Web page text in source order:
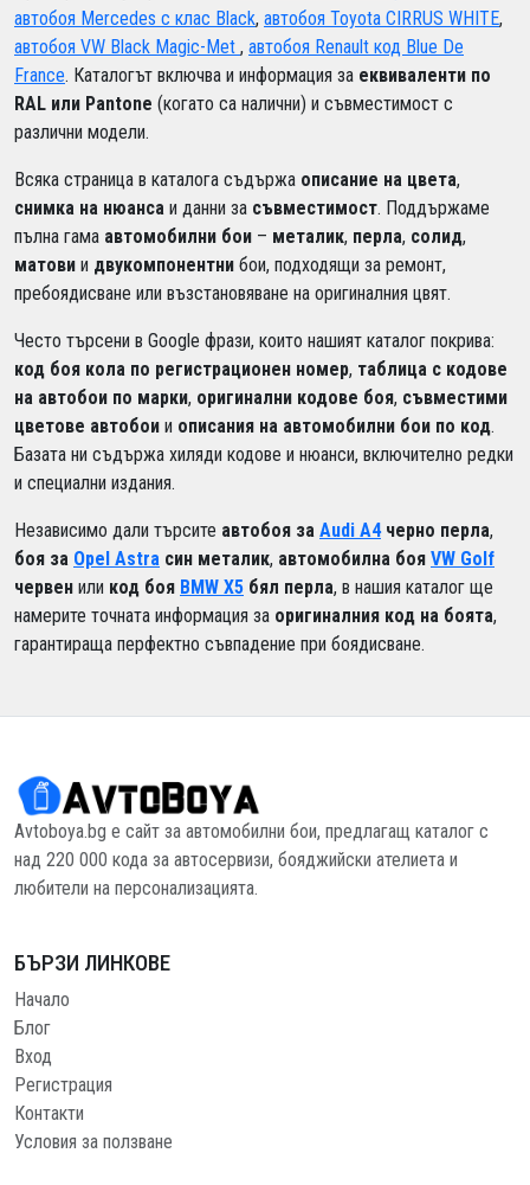
автобоя Mercedes c клас Black, автобоя Toyota CIRRUS WHITE,
автобоя VW Black Magic-Met , автобоя Renault код Blue De
France. Каталогът включва и информация за еквиваленти по
RAL или Pantone (когато са налични) и съвместимост с
различни модели.
Всяка страница в каталога съдържа описание на цвета,
снимка на нюанса и данни за съвместимост. Поддържаме
пълна гама автомобилни бои – металик, перла, солид,
матови и двукомпонентни бои, подходящи за ремонт,
пребоядисване или възстановяване на оригиналния цвят.
Често търсени в Google фрази, които нашият каталог покрива:
код боя кола по регистрационен номер, таблица с кодове
на автобои по марки, оригинални кодове боя, съвместими
цветове автобои и описания на автомобилни бои по код.
Базата ни съдържа хиляди кодове и нюанси, включително редки
и специални издания.
Независимо дали търсите автобоя за Audi A4черно перла,
боя за Opel Astra син металик, автомобилна боя VW Golf
червен или код боя BMW X5 бял перла, в нашия каталог ще
намерите точната информация за оригиналния код на боята,
гарантираща перфектно съвпадение при боядисване.
Avtoboya.bg е сайт за автомобилни бои, предлагащ каталог с
над 220 000 кода за автосервизи, бояджийски ателиета и
любители на персонализацията.
БЪРЗИ ЛИНКОВЕ
Начало
Блог
Вход
Регистрация
Контакти
Условия за ползване